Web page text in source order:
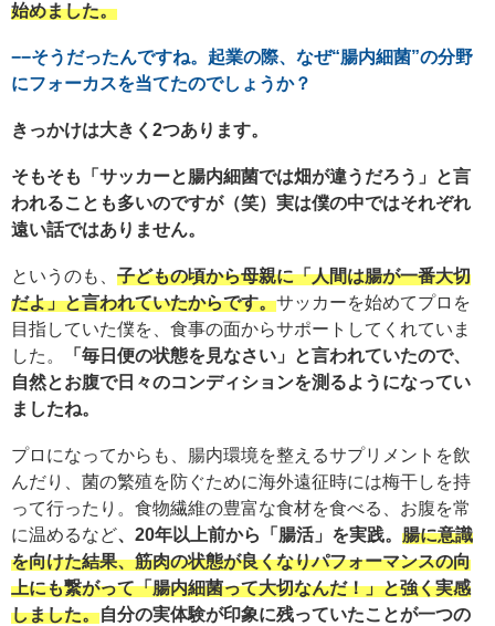
始めました。
−−そうだったんですね。起業の際、なぜ“腸内細菌”の分野
にフォーカスを当てたのでしょうか？
きっかけは大きく2つあります。
そもそも「サッカーと腸内細菌では畑が違うだろう」と言
われることも多いのですが（笑）実は僕の中ではそれぞれ
遠い話ではありません。
というのも、 子どもの頃から母親に「人間は腸が一番大切
だよ」と言われていたからです。サッカーを始めてプロを
目指していた僕を、食事の面からサポートしてくれていま
した。
「毎日便の状態を見なさい」と言われていたので、
自然とお腹で日々のコンディションを測るようになってい
ましたね。
プロになってからも、腸内環境を整えるサプリメントを飲
んだり、菌の繁殖を防ぐために海外遠征時には梅干しを持
って行ったり。食物繊維の豊富な食材を食べる、お腹を常
に温めるなど、20年以上前から「腸活」を実践。 腸に意識
を向けた結果、筋肉の状態が良くなりパフォーマンスの向
上にも繋がって「腸内細菌って大切なんだ！」と強く実感
しました。自分の実体験が印象に残っていたことが一つの